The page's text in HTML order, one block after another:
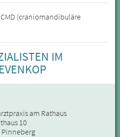
(craniomandibuläre
IM
am Rathaus
10
Pinneberg